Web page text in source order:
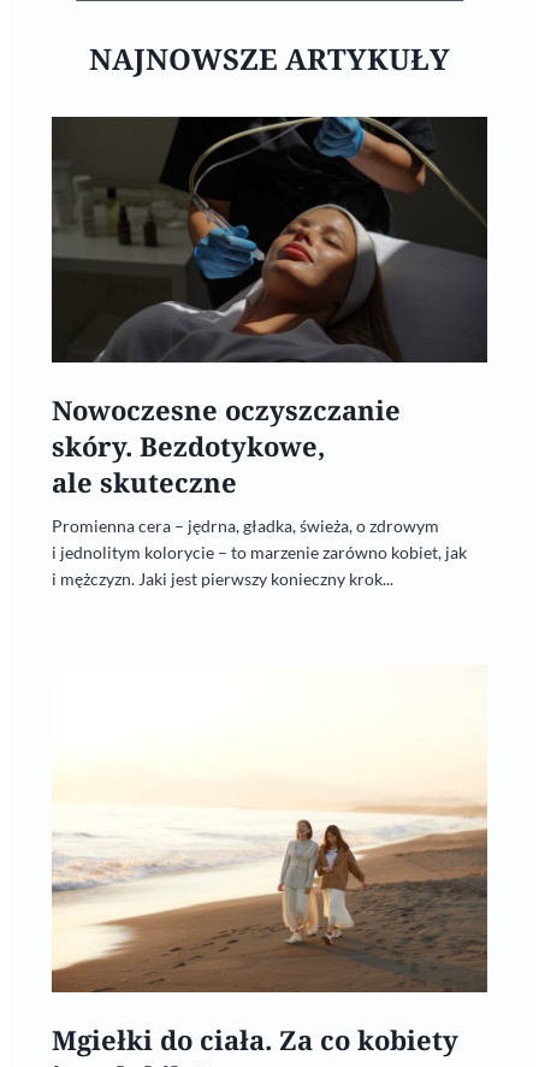
NAJNOWSZE ARTYKUŁY
Nowoczesne oczyszczanie
skóry. Bezdotykowe,
ale skuteczne
Promienna cera – jędrna, gładka, świeża, o zdrowym
i jednolitym kolorycie – to marzenie zarówno kobiet, jak
i mężczyzn. Jaki jest pierwszy konieczny krok...
Mgiełki do ciała. Za co kobiety